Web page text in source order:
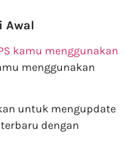
Awal
kamu menggunakan
menggunakan
untuk mengupdate
dengan